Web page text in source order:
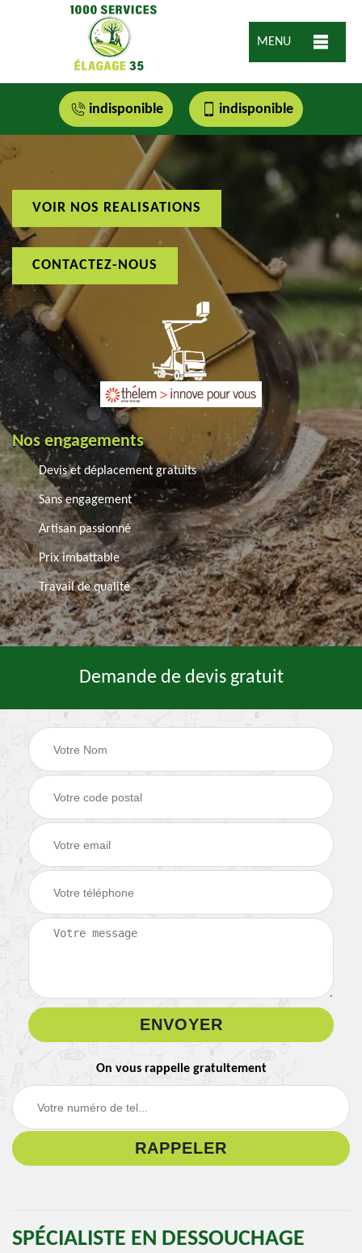
MENU
indisponible indisponible
VOIR NOS REALISATIONS
CONTACTEZ-NOUS
Nos engagements
Devis et déplacement gratuits
Sans engagement
Artisan passionné
Prix imbattable
Travail de qualité
Demande de devis gratuit
On vous rappelle gratuitement
SPÉCIALISTE EN DESSOUCHAGE